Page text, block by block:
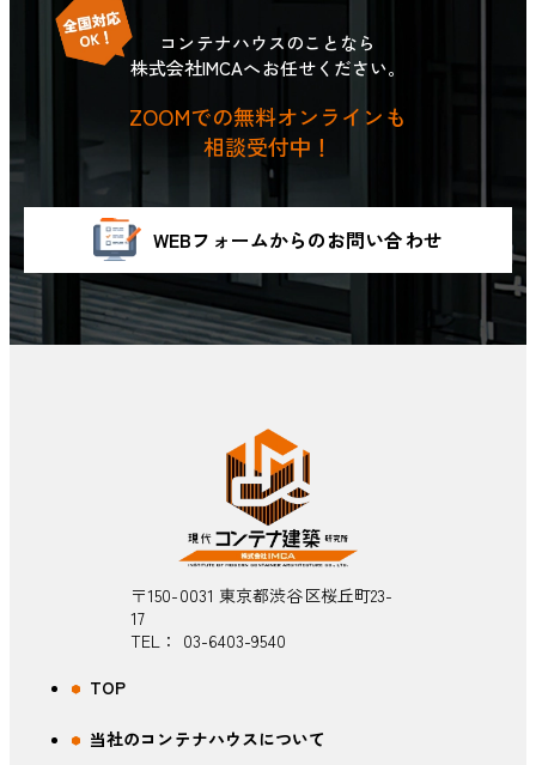
コンテナハウスのことなら
株式会社IMCAへお任せください。
ZOOMでの無料オンラインも
相談受付中！
WEBフォームからのお問い合わせ
〒150-0031 東京都渋谷区桜丘町23-
17
TEL： 03-6403-9540
TOP
当社のコンテナハウスについて